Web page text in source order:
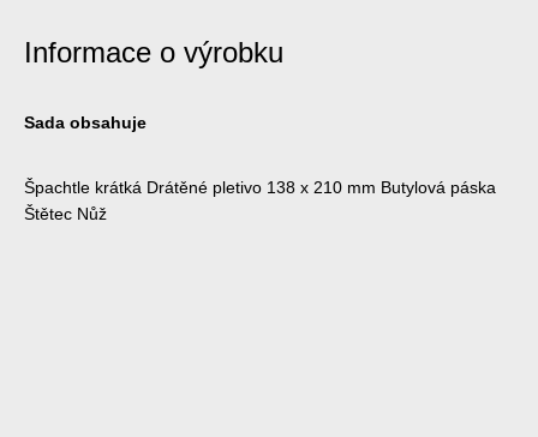
Informace o výrobku
Sada obsahuje
Špachtle krátká Drátěné pletivo 138 x 210 mm Butylová páska
Štětec Nůž